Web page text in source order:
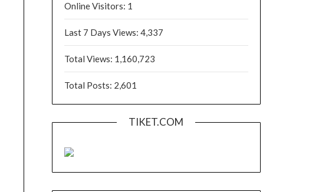
Online Visitors: 1
Last 7 Days Views: 4,337
Total Views: 1,160,723
Total Posts: 2,601
TIKET.COM